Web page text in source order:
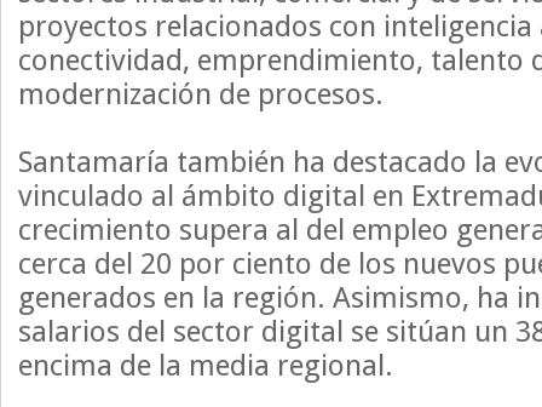
proyectos relacionados con
conectividad, emprendimiento, talento
modernización de procesos.
Santamaría también ha destacado la
vinculado al ámbito digital en
crecimiento supera al del empleo
cerca del 20 por ciento de los nuevos
generados en la región. Asimismo, ha
salarios del sector digital se sitúan un
encima de la media regional.